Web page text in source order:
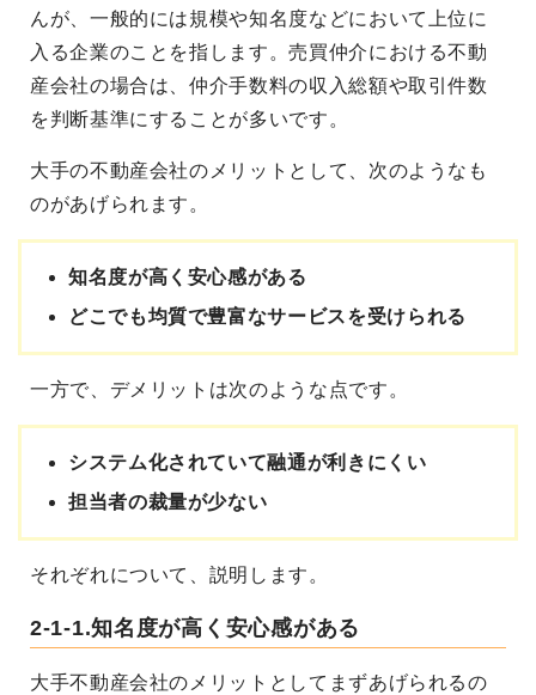
んが、一般的には規模や知名度などにおいて上位に
入る企業のことを指します。売買仲介における不動
産会社の場合は、仲介手数料の収入総額や取引件数
を判断基準にすることが多いです。
大手の不動産会社のメリットとして、次のようなも
のがあげられます。
知名度が高く安心感がある
どこでも均質で豊富なサービスを受けられる
一方で、デメリットは次のような点です。
システム化されていて融通が利きにくい
担当者の裁量が少ない
それぞれについて、説明します。
2-1-1.知名度が高く安心感がある
大手不動産会社のメリットとしてまずあげられるの